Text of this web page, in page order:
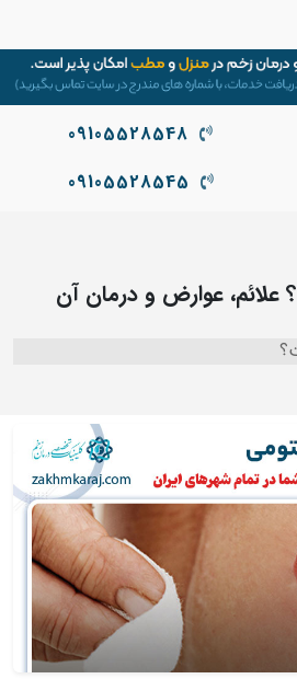
09105528548
09105528545
عوارض و درمان آن